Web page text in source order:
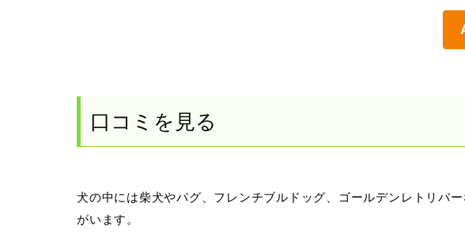
口コミを見る
犬の中には柴犬やパグ、フレンチブルドッグ、ゴールデンレトリバ
がいます。